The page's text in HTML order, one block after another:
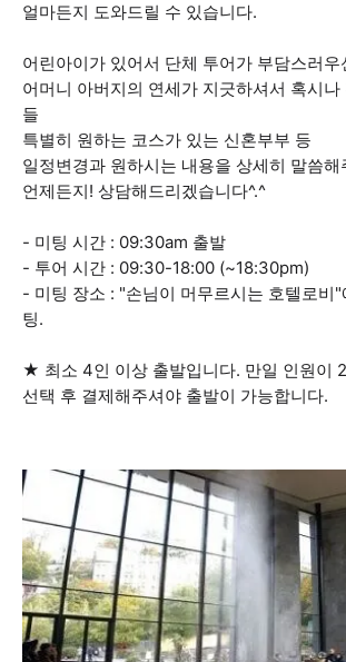
얼마든지 도와드릴 수 있습니다.
어린아이가 있어서 단체 투어가 부담스러우
어머니 아버지의 연세가 지긋하셔서 혹시
들
특별히 원하는 코스가 있는 신혼부부 등
일정변경과 원하시는 내용을 상세히 말씀해
언제든지! 상담해드리겠습니다^.^
- 미팅 시간 : 09:30am 출발
- 투어 시간 : 09:30-18:00​ (~18:30pm)
- 미팅 장소 : "손님이 머무르시는 호텔로비"
팅.
★ 최소 4인 이상 출발입니다. 만일 인원이
선택 후 결제해주셔야 출발이 가능합니다.